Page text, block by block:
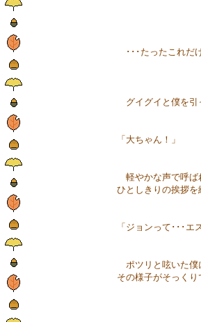
･･･たったこれだ
グイグイと僕を引
「大ちゃん！」
軽やかな声で呼ば
ひとしきりの挨拶を
「ジョンって･･･エ
ポツリと呟いた僕
その様子がそっくり